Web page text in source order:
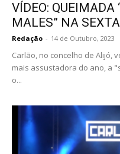
VÍDEO: QUEIMADA
MALES” NA
Redação - 14 de Outubro, 2023
Carlão, no concelho de Alijó,
mais assustadora do ano, a
o...